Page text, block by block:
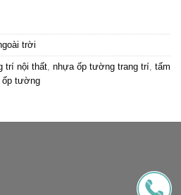
trời
trí nội thất, nhựa ốp tường trang trí, tấm
ốp tường